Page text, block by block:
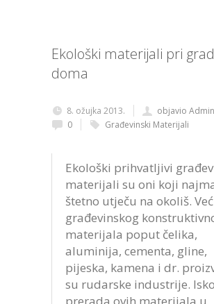
Ekološki materijali pri
doma
8. ožujka 2013.
objavio Admin
0
Građevinski Materijali
Ekološki prihvatljivi
materijali su oni koji
štetno utječu na okoliš.
građevinskog
materijala poput čelika,
aluminija, cementa, gline,
pijeska, kamena i dr.
su rudarske industrije.